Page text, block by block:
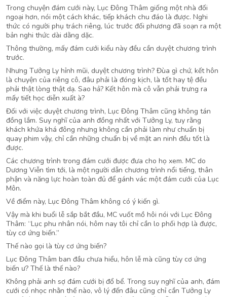
Trong chuyện đám cưới này, Lục Đông Thâm giống một nhà đối
ngoại hơn, nói một cách khác, tiếp khách chu đáo là được. Nghi
thức có người phụ trách riêng, lúc trước đối phương đã soạn ra một
bản nghi thức dài dằng dặc.
Thông thường, mấy đám cưới kiểu này đều cần duyệt chương trình
trước.
Nhưng Tưởng Ly hỉnh mũi, duyệt chương trình? Đùa gì chứ, kết hôn
là chuyện của riêng cô, đâu phải là đóng kịch, là tốt hay tệ đều
phải thật lòng thật dạ. Sao hả? Kết hôn mà cô vẫn phải trưng ra
mấy tiết học diễn xuất à?
Đối với việc duyệt chương trình, Lục Đông Thâm cũng không tán
đồng lắm. Suy nghĩ của anh đồng nhất với Tưởng Ly, tuy rằng
khách khứa khá đông nhưng không cần phải làm như chuẩn bị
quay phim vậy, chỉ cần những chuẩn bị về mặt an ninh đều tốt là
được.
Các chương trình trong đám cưới được đưa cho họ xem. MC do
Dương Viễn tìm tới, là một người dẫn chương trình nổi tiếng, thân
phận và năng lực hoàn toàn đủ để gánh vác một đám cưới của Lục
Môn.
Về điểm này, Lục Đông Thâm không có ý kiến gì.
Vậy mà khi buổi lễ sắp bắt đầu, MC vuốt mồ hôi nói với Lục Đông
Thâm: “Lục phu nhân nói, hôm nay tôi chỉ cần lo phối hợp là được,
tùy cơ ứng biến.”
Thế nào gọi là tùy cơ ứng biến?
Lục Đông Thâm ban đầu chưa hiểu, hôn lễ mà cũng tùy cơ ứng
biến ư? Thế là thế nào?
Không phải anh sợ đám cưới bị đổ bể. Trong suy nghĩ của anh, đám
cưới có nhọc nhằn thế nào, vô lý đến đâu cũng chỉ cần Tưởng Ly